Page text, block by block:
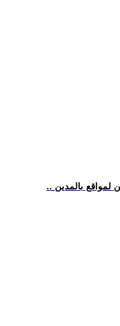
لمواقع بالمدين